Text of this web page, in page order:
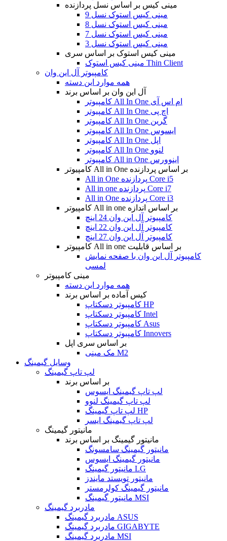
مینی کیس بر اساس نسل پردازنده
مینی کیس استوک نسل 9
مینی کیس استوک نسل 8
مینی کیس استوک نسل 7
مینی کیس استوک نسل 3
مینی کیس استوک بر اساس سری
مینی کیس استوک Thin Client
کامپیوتر آل این وان
همه موارد این دسته
آل این وان بر اساس برند
کامپیوتر All In One ام اس آی
کامپیوتر All In One اچ پی
کامپیوتر All In One گرین
کامپیوتر All In One ایسوس
کامپیوتر All In One اپل
کامپیوتر All In One لنوو
کامپیوتر All in One اینوورس
کامپیوتر All in One بر اساس پردازنده
All in One پردازنده Core i5
All in one پردازنده Core i7
All in One پردازنده Core i3
کامپیوتر All in one بر اساس اندازه
کامپیوتر آل این وان 24 اینچ
کامپیوتر آل این وان 22 اینچ
کامپیوتر آل این وان 27 اینچ
کامپیوتر All in one بر اساس قابلیت
کامپیوتر آل این وان با صفحه نمایش
لمسی
مینی کامپیوتر
همه موارد این دسته
کیس آماده بر اساس برند
کامپیوتر دسکتاپ HP
کامپیوتر دسکتاپ Intel
کامپیوتر دسکتاپ Asus
کامپیوتر دسکتاپ Innovers
بر اساس سری اپل
مک مینی M2
وسایل گیمینگ
لپ تاپ گیمینگ
بر اساس برند
لپ تاپ گیمینگ ایسوس
لپ تاپ گیمینگ لنوو
لپ تاپ گیمینگ HP
لپ تاپ گیمینگ ایسر
مانیتور گیمینگ
مانیتور گیمینگ بر اساس برند
مانیتور گیمینگ سامسونگ
مانیتور گیمینگ ایسوس
مانیتور گیمینگ LG
مانیتور تویستد مایندز
مانیتور گیمینگ کولرمستر
مانیتور گیمینگ MSI
مادربرد گیمینگ
مادربرد گیمینگ ASUS
مادربرد گیمینگ GIGABYTE
مادربرد گیمینگ MSI